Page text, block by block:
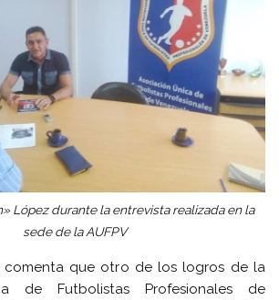
López durante la entrevista realizada en la
sede de la AUFPV
comenta que otro de los logros de la
de Futbolistas Profesionales de